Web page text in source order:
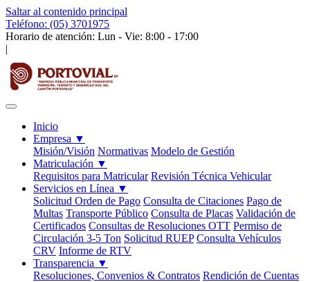
Saltar al contenido principal
Teléfono: (05) 3701975
Horario de atención: Lun - Vie: 8:00 - 17:00
|
Inicio
Empresa ▼
Misión/Visión Normativas Modelo de Gestión
Matriculación ▼
Requisitos para Matricular Revisión Técnica Vehicular
Servicios en Línea ▼
Solicitud Orden de Pago Consulta de Citaciones Pago de
Multas Transporte Público Consulta de Placas Validación de
Certificados Consultas de Resoluciones OTT Permiso de
Circulación 3-5 Ton Solicitud RUEP Consulta Vehículos
CRV Informe de RTV
Transparencia ▼
Resoluciones, Convenios & Contratos Rendición de Cuentas